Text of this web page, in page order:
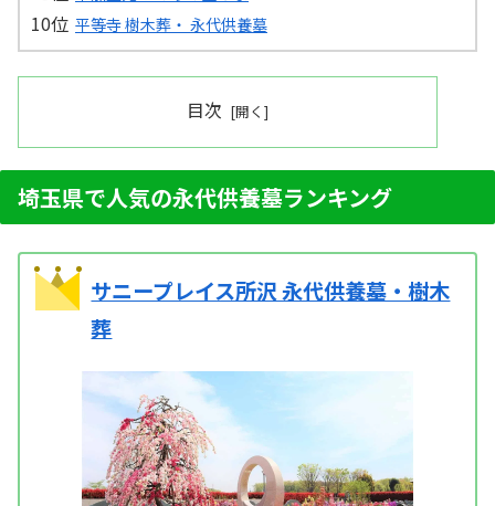
平等寺 樹木葬・ 永代供養墓
目次
埼玉県で人気の永代供養墓ランキング
サニープレイス所沢 永代供養墓・樹木
葬